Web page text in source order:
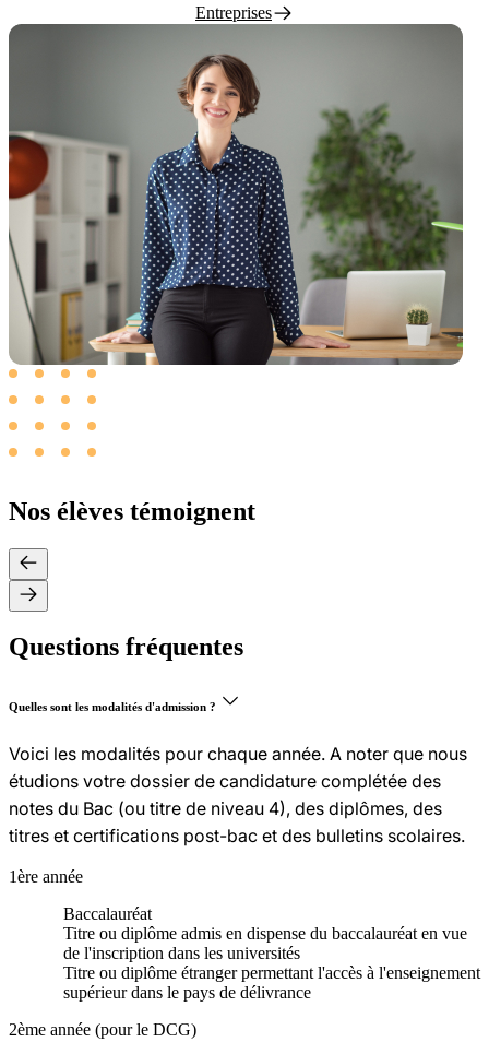
Entreprises
Nos élèves témoignent
Questions fréquentes
Quelles sont les modalités d'admission ?
Voici les modalités pour chaque année. A noter que nous
étudions votre dossier de candidature complétée des
notes du Bac (ou titre de niveau 4), des diplômes, des
titres et certifications post-bac et des bulletins scolaires.
1ère année
Baccalauréat
Titre ou diplôme admis en dispense du baccalauréat en vue
de l'inscription dans les universités
Titre ou diplôme étranger permettant l'accès à l'enseignement
supérieur dans le pays de délivrance
2ème année (pour le DCG)